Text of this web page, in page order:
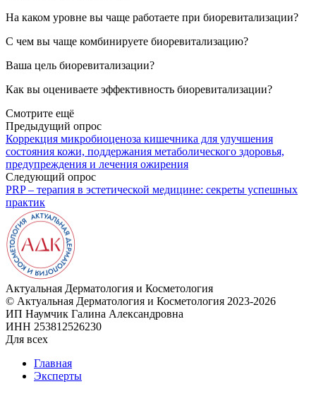
На каком уровне вы чаще работаете при биоревитализации?
С чем вы чаще комбинируете биоревитализацию?
Ваша цель биоревитализации?
Как вы оцениваете эффективность биоревитализации?
Смотрите ещё
Предыдущий опрос
Коррекция микробиоценоза кишечника для улучшения
состояния кожи, поддержания метаболического здоровья,
предупреждения и лечения ожирения
Следующий опрос
PRP – терапия в эстетической медицине: секреты успешных
практик
Актуальная Дерматология и Косметология
© Актуальная Дерматология и Косметология 2023-2026
ИП Наумчик Галина Александровна
ИНН 253812526230
Для всех
Главная
Эксперты